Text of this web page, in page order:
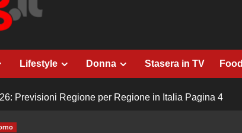
Lifestyle Donna Stasera in TV Food
Previsioni Regione per Regione in Italia Pagina 4